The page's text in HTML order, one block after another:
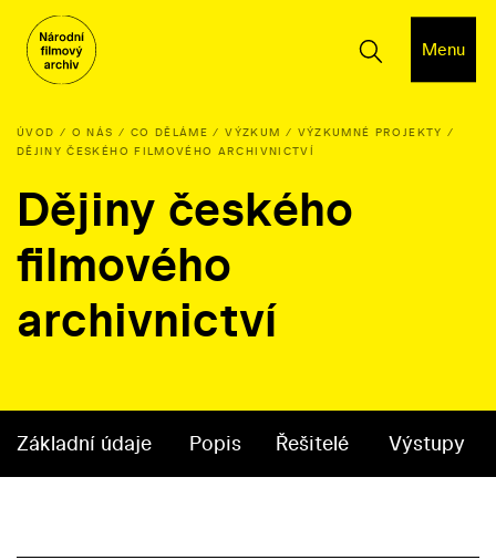
Menu
ÚVOD O NÁS CO DĚLÁME VÝZKUM
VÝZKUMNÉ PROJEKTY
DĚJINY ČESKÉHO FILMOVÉHO ARCHIVNICTVÍ
Dějiny českého
filmového
archivnictví
Základní údaje Popis Řešitelé Výstupy